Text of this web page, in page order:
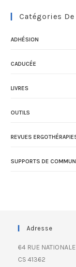
Catégories
ADHÉSION
CADUCÉE
LIVRES
OUTILS
REVUES
SUPPORTS DE
Adresse
64 RUE NATIONALE
CS 41362